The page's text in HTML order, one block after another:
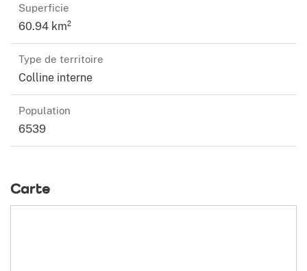
Superficie
60.94 km²
Type de territoire
Colline interne
Population
6539
Carte